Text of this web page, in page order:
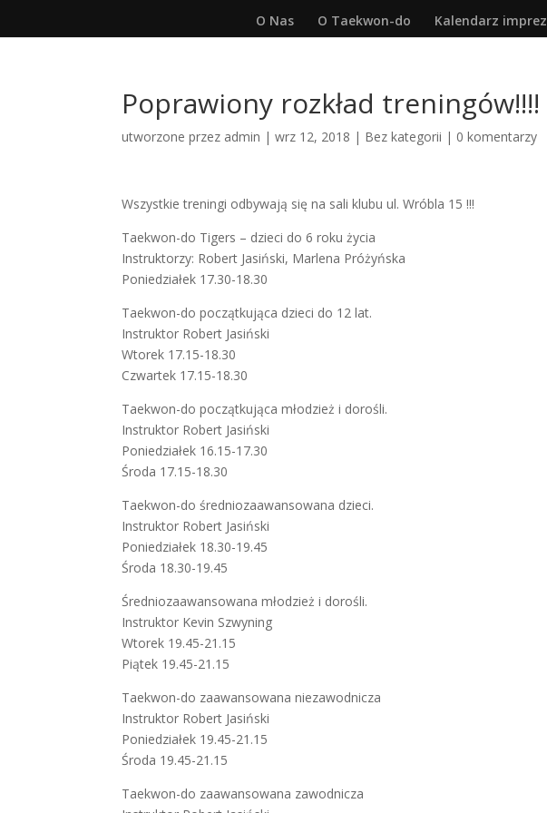
O Nas O Taekwon-do Kalendarz imprez
Poprawiony rozkład treningów!!!!
utworzone przez admin |wrz 12, 2018 | Bez kategorii | 0 komentarzy
Wszystkie treningi odbywają się na sali klubu ul. Wróbla 15 !!!
Taekwon-do Tigers – dzieci do 6 roku życia
Instruktorzy: Robert Jasiński, Marlena Próżyńska
Poniedziałek 17.30-18.30
Taekwon-do początkująca dzieci do 12 lat.
Instruktor Robert Jasiński
Wtorek 17.15-18.30
Czwartek 17.15-18.30
Taekwon-do początkująca młodzież i dorośli.
Instruktor Robert Jasiński
Poniedziałek 16.15-17.30
Środa 17.15-18.30
Taekwon-do średniozaawansowana dzieci.
Instruktor Robert Jasiński
Poniedziałek 18.30-19.45
Środa 18.30-19.45
Średniozaawansowana młodzież i dorośli.
Instruktor Kevin Szwyning
Wtorek 19.45-21.15
Piątek 19.45-21.15
Taekwon-do zaawansowana niezawodnicza
Instruktor Robert Jasiński
Poniedziałek 19.45-21.15
Środa 19.45-21.15
Taekwon-do zaawansowana zawodnicza